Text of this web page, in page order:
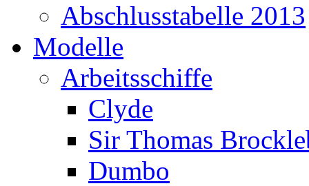
Abschlusstabelle 2013
Modelle
Arbeitsschiffe
Clyde
Sir Thomas
Dumbo